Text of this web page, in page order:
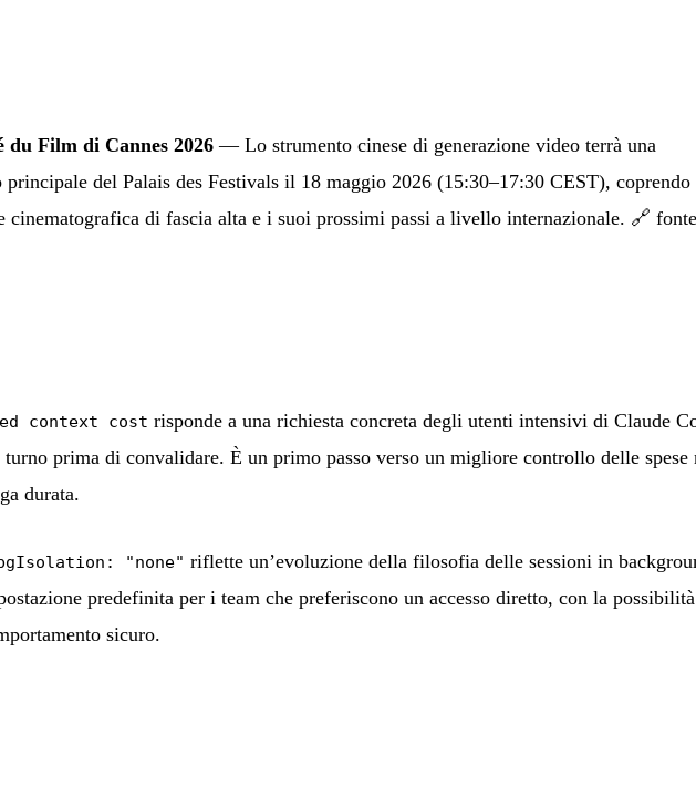
Film di Cannes 2026 — Lo strumento cinese di generazione video terrà una
principale del Palais des Festivals il 18 maggio 2026 (15:30–17:30 CEST),
cinematografica di fascia alta e i suoi prossimi passi a livello internazionale. 🔗 fonte
context cost risponde a una richiesta concreta degli utenti intensivi di Claude
turno prima di convalidare. È un primo passo verso un migliore controllo delle spese
durata.
"none" riflette un’evoluzione della filosofia delle sessioni in
predefinita per i team che preferiscono un accesso diretto, con la
sicuro.